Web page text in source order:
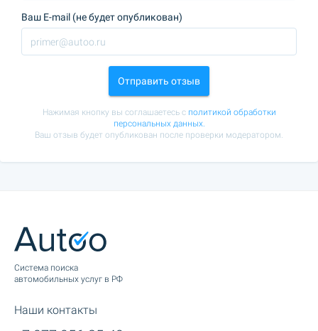
Ваш E-mail (не будет опубликован)
Отправить отзыв
Нажимая кнопку вы соглашаетесь с политикой обработки
персональных данных.
Ваш отзыв будет опубликован после проверки модератором.
Cистема поиска
автомобильных услуг в РФ
Наши контакты